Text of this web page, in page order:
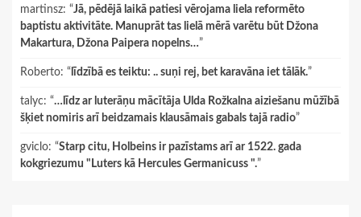
martinsz: “Jā, pēdējā laikā patiesi vērojama liela reformēto
baptistu aktivitāte. Manuprāt tas lielā mērā varētu būt Džona
Makartura, Džona Paipera nopelns…”
Roberto: “ līdzībā es teiktu: .. suņi rej, bet karavāna iet tālāk.”
talyc: “…līdz ar luterāņu mācītāja Ulda Rožkalna aiziešanu mūžībā
šķiet nomiris arī beidzamais klausāmais gabals tajā radio”
gviclo: “Starp citu, Holbeins ir pazīstams arī ar 1522. gada
kokgriezumu "Luters kā Hercules Germanicuss ".”